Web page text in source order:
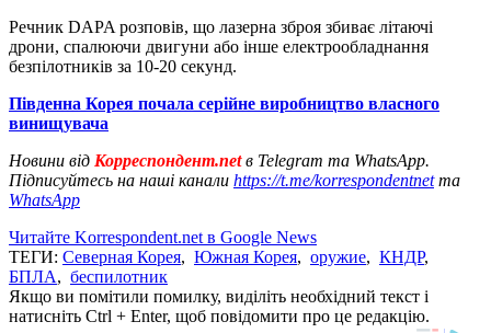
Речник DAPA розповів, що лазерна зброя збиває літаючі
дрони, спалюючи двигуни або інше електрообладнання
безпілотників за 10-20 секунд.
Південна Корея почала серійне виробництво власного
винищувача
Новини від Корреспондент.netв Telegram та WhatsApp.
Підписуйтесь на наші канали https://t.me/korrespondentnetта
WhatsApp
Читайте Korrespondent.net в Google News
ТЕГИ: Северная Корея, Южная Корея, оружие, КНДР,
БПЛА, беспилотник
Якщо ви помітили помилку, виділіть необхідний текст і
натисніть Ctrl + Enter, щоб повідомити про це редакцію.